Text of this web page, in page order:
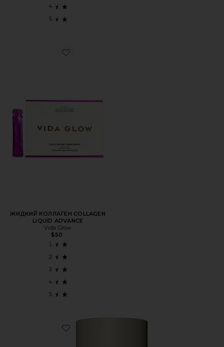
Favorite ЖИДКИЙ КОЛЛАГЕН COLLAGEN LIQUID
ЖИДКИЙ КОЛЛАГЕН COLLAGEN
LIQUID ADVANCE
Vida Glow
$50
Favorite МОЛОЗИВО UNFLAVORED COLOSTRUM